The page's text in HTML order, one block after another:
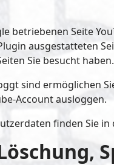
Seite
ausgestatteten
Sie besucht haben.
sind ermöglichen
Account ausloggen.
finden Sie